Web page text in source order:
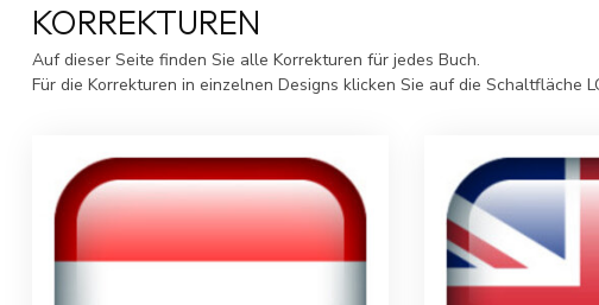
KORREKTUREN
Auf dieser Seite finden Sie alle Korrekturen für jedes Buch.
Für die Korrekturen in einzelnen Designs klicken Sie auf die Schaltfläche